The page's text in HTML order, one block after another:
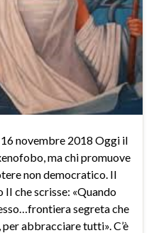
novembre 2018 Oggi il
ma chi promuove
non democratico. Il
che scrisse: «Quando
segreta che
abbracciare tutti». C’è